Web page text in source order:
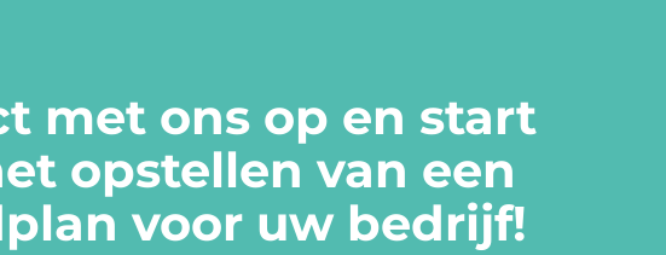
met ons op en start
opstellen van een
voor uw bedrijf!